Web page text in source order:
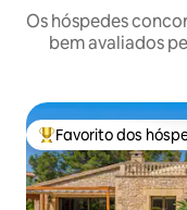
Os hóspedes
bem avaliados
Favoritos dos
Favorito dos